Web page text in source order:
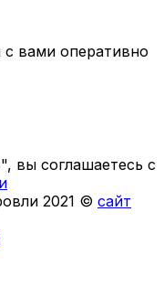
вами оперативно
вы соглашаетесь с
2021 © сайт